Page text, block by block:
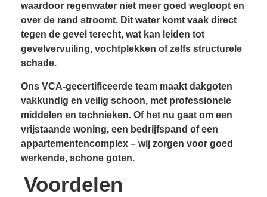
waardoor regenwater niet meer goed wegloopt en
over de rand stroomt. Dit water komt vaak direct
tegen de gevel terecht, wat kan leiden tot
gevelvervuiling, vochtplekken of zelfs structurele
schade.
Ons VCA-gecertificeerde team maakt dakgoten
vakkundig en veilig schoon, met professionele
middelen en technieken. Of het nu gaat om een
vrijstaande woning, een bedrijfspand of een
appartementencomplex – wij zorgen voor goed
werkende, schone goten.
Voordelen